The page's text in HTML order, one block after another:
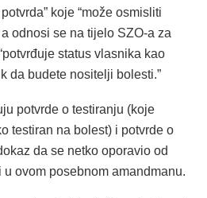
koje “može osmisliti
odnosi se na tijelo SZO-a za
status vlasnika kao
da budete nositelji bolesti.”
potvrde o testiranju (koje
testiran na bolest) i potvrde o
da se netko oporavio od
u ovom posebnom amandmanu.